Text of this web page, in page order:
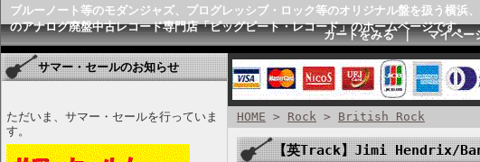
ブルーノート等のモダンジャズ、プログレッシブ・ロック等のオリジナル盤を扱う横浜
のアナログ廃盤中古レコード専門店「ビッグビート・レコード」のホームページです。
カートをみる｜ マイペー
サマー・セールのお知らせ
ただいま、サマー・セールを行っていま
す。
HOME > Rock > British Rock
【英Track】Jimi Hendrix/